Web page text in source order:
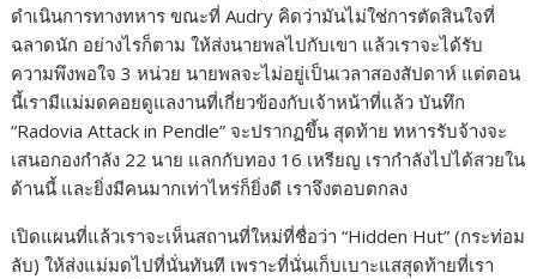
ดำเนินการทางทหาร ขณะที่ Audry คิดว่ามันไม่ใช่การตัดสินใจที่
ฉลาดนัก อย่างไรก็ตาม ให้ส่งนายพลไปกับเขา แล้วเราจะได้รับ
ความพึงพอใจ 3 หน่วย นายพลจะไม่อยู่เป็นเวลาสองสัปดาห์ แต่ตอน
นี้เรามีแม่มดคอยดูแลงานที่เกี่ยวข้องกับเจ้าหน้าที่แล้ว บันทึก
“Radovia Attack in Pendle” จะปรากฏขึ้น สุดท้าย ทหารรับจ้างจะ
เสนอกองกำลัง 22 นาย แลกกับทอง 16 เหรียญ เรากำลังไปได้สวยใน
ด้านนี้ และยิ่งมีคนมากเท่าไหร่ก็ยิ่งดี เราจึงตอบตกลง
เปิดแผนที่แล้วเราจะเห็นสถานที่ใหม่ที่ชื่อว่า “Hidden Hut” (กระท่อม
ลับ) ให้ส่งแม่มดไปที่นั่นทันที เพราะที่นั่นเก็บเบาะแสสุดท้ายที่เรา